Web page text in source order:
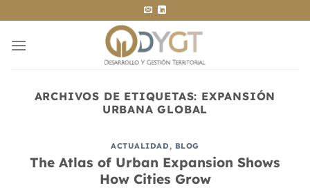
al
contenido
ARCHIVOS DE ETIQUETAS: EXPANSIÓN
URBANA GLOBAL
ACTUALIDAD, BLOG
The Atlas of Urban Expansion Shows
How Cities Grow